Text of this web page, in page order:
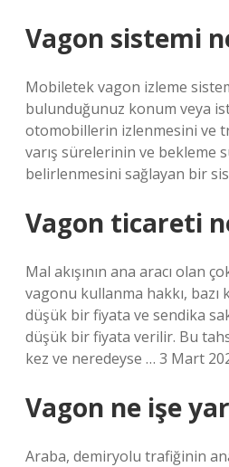
Vagon sistemi
Mobiletek vagon izleme
bulunduğunuz konum veya
otomobillerin izlenmesini ve
varış sürelerinin ve bekleme
belirlenmesini sağlayan bir
Vagon ticareti
Mal akışının ana aracı olan
vagonu kullanma hakkı, bazı
düşük bir fiyata ve sendika
düşük bir fiyata verilir. Bu
kez ve neredeyse … 3 Mart
Vagon ne işe
Araba, demiryolu trafiğinin